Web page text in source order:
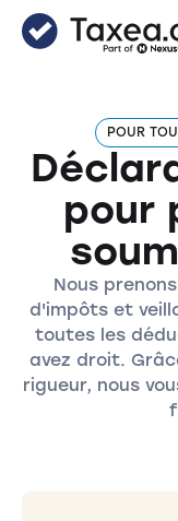
POUR
pour
Nous
d'impôts et
toutes les
avez droit.
rigueur, nous